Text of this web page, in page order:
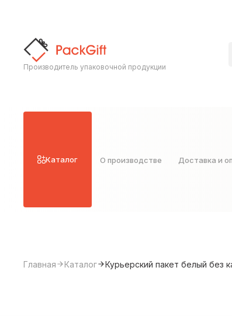
Производитель упаковочной продукции
Каталог О производстве Доставка и
Главная Каталог Курьерский пакет белый без